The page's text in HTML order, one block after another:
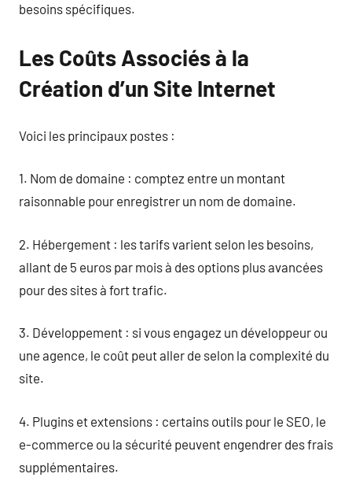
besoins spécifiques.
Les Coûts Associés à la
Création d’un Site Internet
Voici les principaux postes :
1. Nom de domaine : comptez entre un montant
raisonnable pour enregistrer un nom de domaine.
2. Hébergement : les tarifs varient selon les besoins,
allant de 5 euros par mois à des options plus avancées
pour des sites à fort trafic.
3. Développement : si vous engagez un développeur ou
une agence, le coût peut aller de selon la complexité du
site.
4. Plugins et extensions : certains outils pour le SEO, le
e-commerce ou la sécurité peuvent engendrer des frais
supplémentaires.